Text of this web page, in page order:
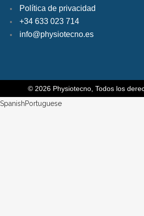
Política de privacidad
+34 633 023 714
info@physiotecno.es
© 2026 Physiotecno, Todos los
SpanishPortuguese